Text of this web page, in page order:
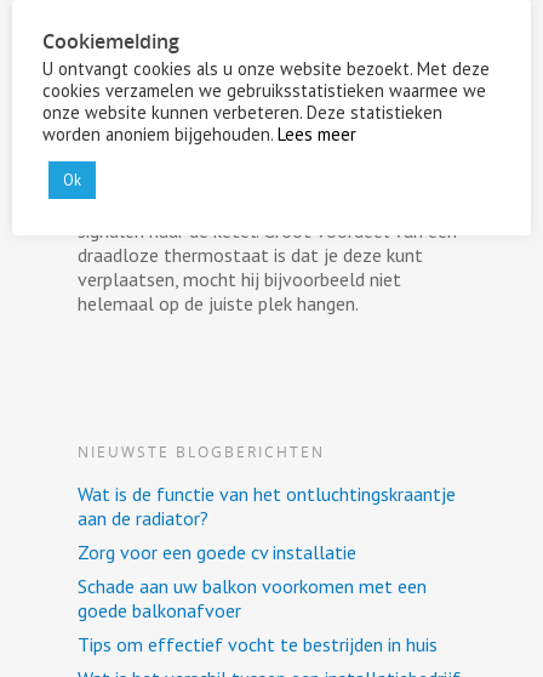
Draadloos
Tegenwoordig zijn niet alle thermostaten meer
aangesloten via bedrading, er bestaan ook al
draadloze varianten. In de ketel bevindt zich in
dat geval een ontvanger en de thermostaat is
voorzien van een zender. Deze zender stuurt
signalen naar de ketel. Groot voordeel van een
draadloze thermostaat is dat je deze kunt
verplaatsen, mocht hij bijvoorbeeld niet
helemaal op de juiste plek hangen.
NIEUWSTE BLOGBERICHTEN
Wat is de functie van het ontluchtingskraantje
aan de radiator?
Zorg voor een goede cv installatie
Schade aan uw balkon voorkomen met een
goede balkonafvoer
Tips om effectief vocht te bestrijden in huis
Cookiemelding
U ontvangt cookies als u onze website bezoekt. Met deze
cookies verzamelen we gebruiksstatistieken waarmee we
onze website kunnen verbeteren. Deze statistieken
worden anoniem bijgehouden. Lees meer
Ok